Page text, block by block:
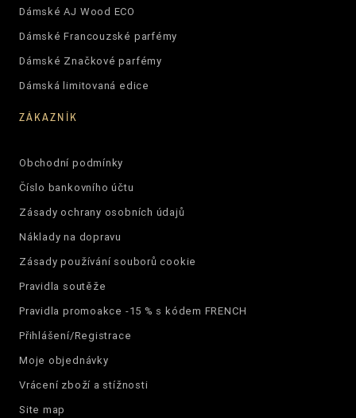
Dámské AJ Wood ECO
Dámské Francouzské parfémy
Dámské Značkové parfémy
Dámská limitovaná edice
ZÁKAZNÍK
Obchodní podmínky
Číslo bankovního účtu
Zásady ochrany osobních údajů
Náklady na dopravu
Zásady používání souborů cookie
Pravidla soutěže
Pravidla promoakce -15 % s kódem FRENCH
Přihlášení/Registrace
Moje objednávky
Vrácení zboží a stížnosti
Site map